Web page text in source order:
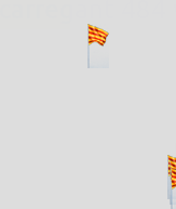
484